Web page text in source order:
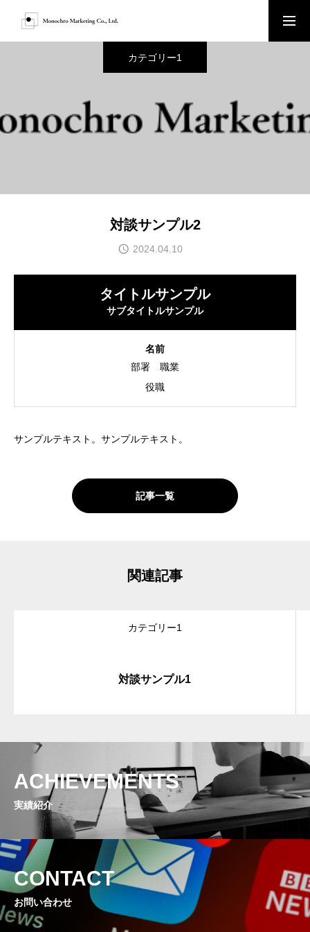
お問い合わせ
HOME
ACHIEVEMENTS
CONTACT
カテゴリー1
対談サンプル2
2024.04.10
タイトルサンプル
サブタイトルサンプル
名前
部署
職業
役職
サンプルテキスト。サンプルテキスト。
記事一覧
関連記事
カテゴリー1
対談サンプル1
ACHIEVEMENTS
実績紹介
CONTACT
お問い合わせ